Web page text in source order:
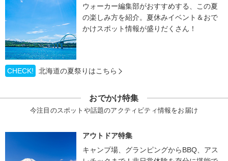
ウォーカー編集部がおすすめする、この夏
の楽しみ方を紹介。夏休みイベント＆おで
かけスポット情報が盛りだくさん！
CHECK! 北海道の夏祭りはこちら
おでかけ特集
今注目のスポットや話題のアクティビティ情報をお届け
アウトドア特集
キャンプ場、グランピングからBBQ、アス